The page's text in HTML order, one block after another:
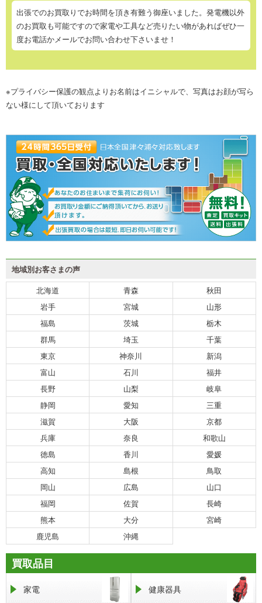
出張でのお買取りでお時間を頂き有難う御座いました。発電機以外
のお買取も可能ですので家電や工具など売りたい物があればぜひ一
度お電話かメールでお問い合わせ下さいませ！
※プライバシー保護の観点よりお名前はイニシャルで、写真はお顔が写ら
ない様にして頂いております
地域別お客さまの声
北海道
青森
秋田
岩手
宮城
山形
福島
茨城
栃木
群馬
埼玉
千葉
東京
神奈川
新潟
富山
石川
福井
長野
山梨
岐阜
静岡
愛知
三重
滋賀
大阪
京都
兵庫
奈良
和歌山
徳島
香川
愛媛
高知
島根
鳥取
岡山
広島
山口
福岡
佐賀
長崎
熊本
大分
宮崎
鹿児島
沖縄
買取品目
家電 健康器具